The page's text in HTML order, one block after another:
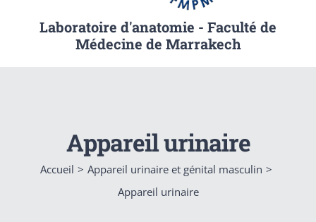
Laboratoire d'anatomie - Faculté de
Médecine de Marrakech
Appareil urinaire
Accueil
Appareil urinaire et génital masculin
Appareil urinaire